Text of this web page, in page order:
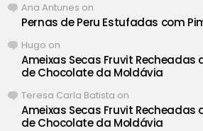
Ana Antunes on
Pernas de Peru Estufadas com
Hugo on
Ameixas Secas Fruvit Recheadas
de Chocolate da Moldávia
Teresa Carla Batista on
Ameixas Secas Fruvit Recheadas
de Chocolate da Moldávia